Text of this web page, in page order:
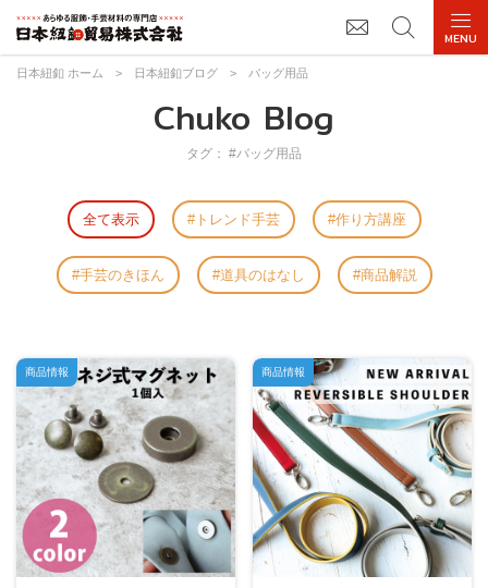
日本紐釦 ホーム > 日本紐釦ブログ > バッグ用品
Chuko Blog
タグ： #バッグ用品
全て表示 トレンド手芸 作り方講座
手芸のきほん 道具のはなし 商品解説
商品情報 商品情報